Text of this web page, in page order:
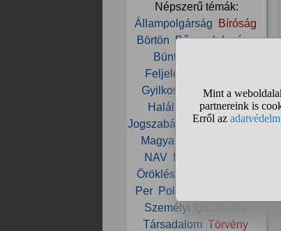
Népszerű témák:
Állampolgárság
Bíróság
Börtön Bűncselekmény
Büntetés
Feljelentés
Gyilkosság
Hagyaték
Halál
Ingatlan Jog
Jogszabály
Lopás Magyar
Magyarország
NAV Névváltoztatás
Öröklés
Per
Politika
Személyi igazolvány
Társadalom Törvény